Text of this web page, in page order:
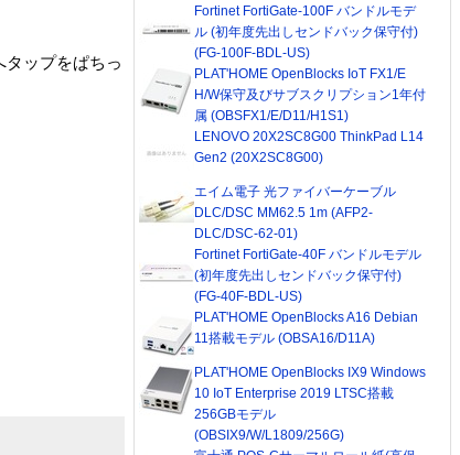
ップをぱちっ
Fortinet FortiGate-100F バンドルモデ
ル (初年度先出しセンドバック保守付)
(FG-100F-BDL-US)
PLAT'HOME OpenBlocks IoT FX1/E
H/W保守及びサブスクリプション1年付
属 (OBSFX1/E/D11/H1S1)
LENOVO 20X2SC8G00 ThinkPad L14
Gen2 (20X2SC8G00)
エイム電子 光ファイバーケーブル
DLC/DSC MM62.5 1m (AFP2-
DLC/DSC-62-01)
Fortinet FortiGate-40F バンドルモデル
(初年度先出しセンドバック保守付)
(FG-40F-BDL-US)
PLAT'HOME OpenBlocks A16 Debian
11搭載モデル (OBSA16/D11A)
PLAT'HOME OpenBlocks IX9 Windows
10 IoT Enterprise 2019 LTSC搭載
256GBモデル
(OBSIX9/W/L1809/256G)